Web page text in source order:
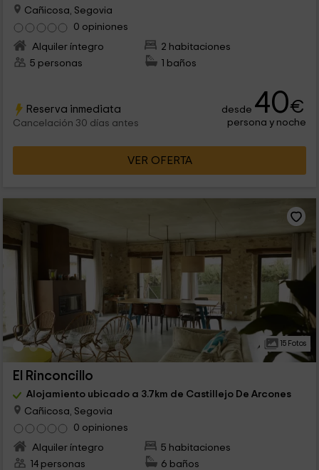
Cañicosa, Segovia
0 opiniones
Alquiler íntegro
2 habitaciones
5 personas
1 baños
Reserva inmediata
Cancelación 30 días antes
desde 40€
persona y noche
VER OFERTA
15 Fotos
El Rinconcillo
Alojamiento ubicado a 3.7km de Castillejo De Arcones
Cañicosa, Segovia
0 opiniones
Alquiler íntegro
5 habitaciones
14 personas
6 baños